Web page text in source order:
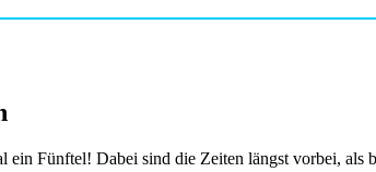
Fünftel! Dabei sind die Zeiten längst vorbei, als